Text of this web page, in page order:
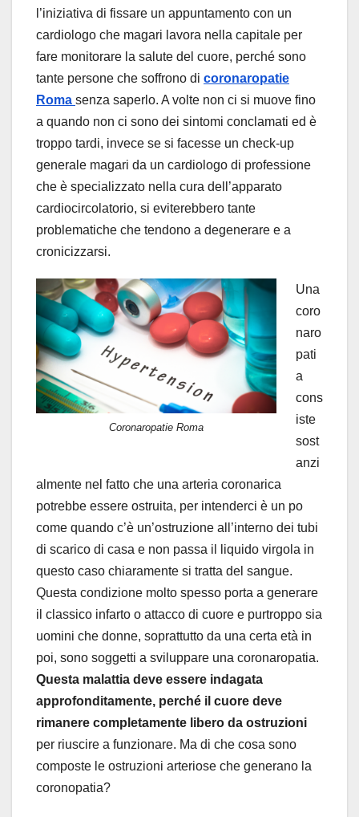
l’iniziativa di fissare un appuntamento con un
cardiologo che magari lavora nella capitale per
fare monitorare la salute del cuore, perché sono
tante persone che soffrono di coronaropatie
Roma senza saperlo. A volte non ci si muove fino
a quando non ci sono dei sintomi conclamati ed è
troppo tardi, invece se si facesse un check-up
generale magari da un cardiologo di professione
che è specializzato nella cura dell’apparato
cardiocircolatorio, si eviterebbero tante
problematiche che tendono a degenerare e a
cronicizzarsi.
Coronaropatie Roma
Una
coro
naro
pati
a
cons
iste
sost
anzi
almente nel fatto che una arteria coronarica
potrebbe essere ostruita, per intenderci è un po
come quando c’è un’ostruzione all’interno dei tubi
di scarico di casa e non passa il liquido virgola in
questo caso chiaramente si tratta del sangue.
Questa condizione molto spesso porta a generare
il classico infarto o attacco di cuore e purtroppo sia
uomini che donne, soprattutto da una certa età in
poi, sono soggetti a sviluppare una coronaropatia.
Questa malattia deve essere indagata
approfonditamente, perché il cuore deve
rimanere completamente libero da ostruzioni
per riuscire a funzionare. Ma di che cosa sono
composte le ostruzioni arteriose che generano la
coronopatia?